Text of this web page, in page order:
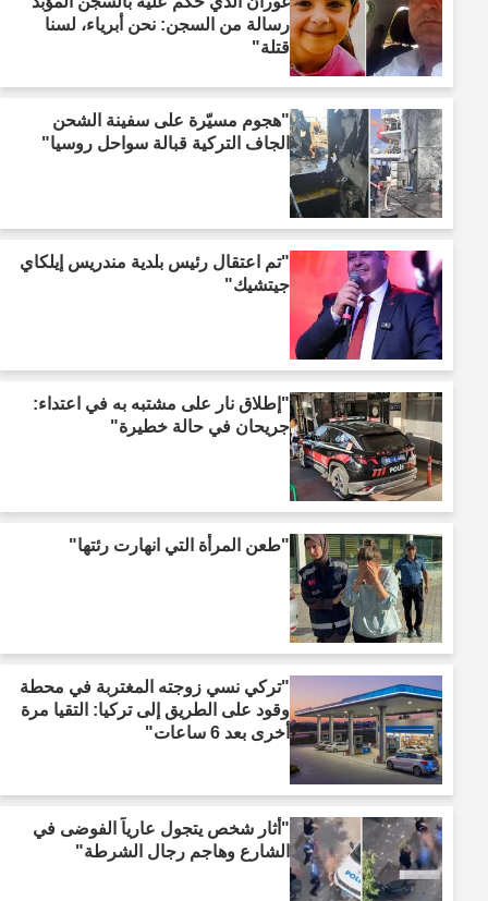
رسالة من السجن: نحن أبرياء، لسنا
قتلة"
"هجوم مسيّرة على سفينة الشحن
الجاف التركية قبالة سواحل روسيا"
"تم اعتقال رئيس بلدية مندريس إيلكاي
جيتشيك"
"إطلاق نار على مشتبه به في اعتداء:
جريحان في حالة خطيرة"
"طعن المرأة التي انهارت رئتها"
"تركي نسي زوجته المغتربة في محطة
وقود على الطريق إلى تركيا: التقيا مرة
أخرى بعد 6 ساعات"
"أثار شخص يتجول عارياً الفوضى في
الشارع وهاجم رجال الشرطة"